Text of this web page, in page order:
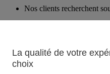
Nos clients recherchent
Produits suggérés
Voir tous les produits
La qualité de votre
choix